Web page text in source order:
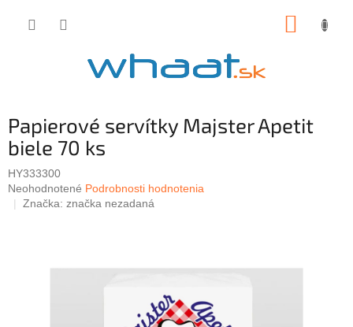
Papierové servítky Majster Apetit
biele 70 ks
HY333300
Priemerné
hodnotenie
Neohodnotené Podrobnosti hodnotenia
Značka: značka nezadaná